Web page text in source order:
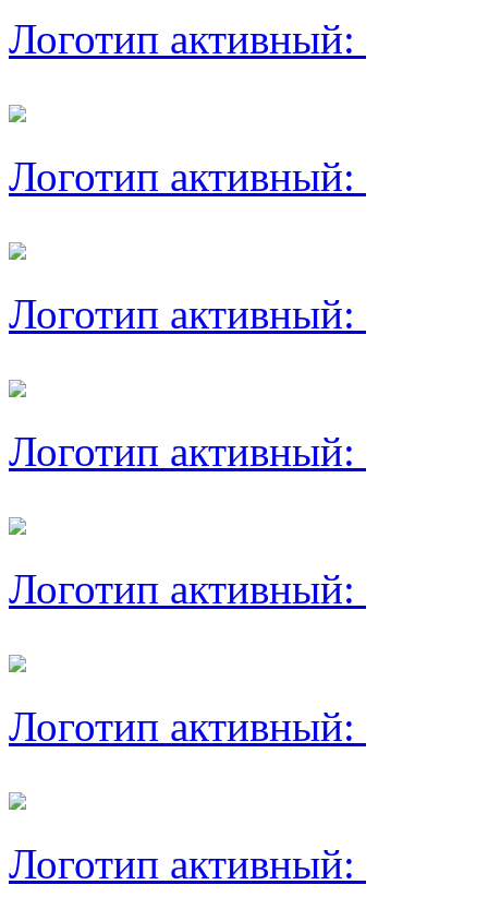
Логотип активный:
Логотип активный:
Логотип активный:
Логотип активный:
Логотип активный:
Логотип активный:
Логотип активный: